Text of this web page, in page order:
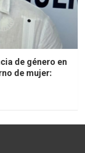
de género en
de mujer: